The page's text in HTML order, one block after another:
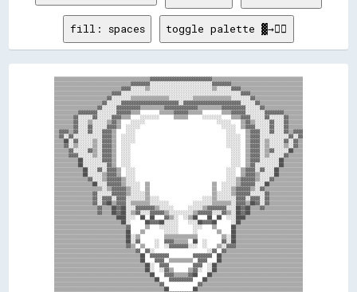
fill: spaces toggle palette ▓→✊🏽
▒▒▒▒▒▒▒▒▒▒▒▒▒▒▒▒▒▒▒▒▒▒▒▒▒▒▒▒▒▒▒▒▒▒▒▒▒▒▒▒▓▓▓▓▓▓▓▓▓▓▓▓▓▓▓▓▓▓▓▓▓▓▓▓▓▓▒▒▒▒▒▒▒▒▒▒▒▒▒▒▒▒▒▒▒▒▒▒▒▒▒▒▒▒▒▒▒▒▒▒▒▒▒▒
▒▒▒▒▒▒▒▒▒▒▒▒▒▒▒▒▒▒▒▒▒▒▒▒▒▒▒▒▒▒▒▒▓▓▓▓▓▓▓▓░░░░░░░░░░░░░░░░░░░░░░░░░░▓▓▓▓▓▓▓▓▒▒▒▒▒▒▒▒▒▒▒▒▒▒▒▒▒▒▒▒▒▒▒▒▒▒▒▒▒▒
▒▒▒▒▒▒▒▒▒▒▒▒▒▒▒▒▒▒▒▒▒▒▒▒▒▒▒▒▓▓▓▓░░░░░░▒▒░░░░░░░░░░░░░░░░░░░░░░░░░░▒▒░░░░░░▓▓▓▓▒▒▒▒▒▒▒▒▒▒▒▒▒▒▒▒▒▒▒▒▒▒▒▒▒▒
▒▒▒▒▒▒▒▒▒▒▒▒▒▒▒▒▒▒▒▒▒▒▒▒▓▓▓▓░░░░░░░░░░░░░░░░░░░░░░░░░░░░░░░░░░░░░░░░░░░░░░░░░░▓▓▓▓▒▒▒▒▒▒▒▒▒▒▒▒▒▒▒▒▒▒▒▒▒▒
▒▒▒▒▒▒▒▒▒▒▒▒▒▒▒▒▒▒▒▒▒▒▓▓░░░░░░░░▒▒▒▒▒▒▒▒▒▒▒▒▒▒▒▒░░░░░░░░░░▒▒▒▒▒▒▒▒▒▒▒▒▒▒▒▒░░░░░░░░▓▓▒▒▒▒▒▒▒▒▒▒▒▒▒▒▒▒▒▒▒▒
▒▒▒▒▒▒▒▒▒▒▒▒▒▒▒▒▒▒▒▒▓▓░░░░░░▓▓▓▓▓▓▓▓▓▓▓▓▓▓▓▓▓▓▓▓▓▓▓▓░░▓▓▓▓▓▓▓▓▓▓▓▓▓▓▓▓▓▓▓▓▓▓▓▓░░░░░░▓▓▒▒▒▒▒▒▒▒▒▒▒▒▒▒▒▒▒▒
▒▒▒▒▒▒▒▒▒▒▒▒▒▒▒▒▒▒▓▓░░░░░░▓▓▓▓▓▓▓▓▓▓▒▒▒▒▒▒▒▒▒▒▓▓▓▓▓▓▓▓▓▓▓▓▓▓▒▒▒▒▒▒▒▒▒▒▓▓▓▓▓▓▓▓▓▓░░░░░░▓▓▒▒▒▒▒▒▒▒▒▒▒▒▒▒▒▒
▒▒▒▒▒▒▒▒▒▒▓▓▓▓▓▓▓▓░░░░░░░░▓▓▓▓▓▓▒▒▒▒        ▒▒▒▒▒▒▓▓▓▓▓▓▒▒▒▒▒▒        ▒▒▒▒▓▓▓▓▓▓░░░░░░░░▓▓▓▓▓▓▓▓▒▒▒▒▒▒▒▒
▒▒▒▒▒▒▒▒▓▓░░░░░░▓▓░░░░░░▓▓▓▓▒▒▒▒    ░░░░░░░░      ▒▒▒▒▒▒      ░░░░░░░░    ▒▒▒▒▓▓▓▓░░░░░░▓▓░░░░░░▓▓▒▒▒▒▒▒
▒▒▒▒▒▒▒▒▓▓░░░░▒▒░░░░░░▒▒▓▓▒▒    ░░░░░░                              ░░░░░░    ▒▒▓▓▒▒░░░░░░▓▓░░░░▓▓▒▒▒▒▒▒
▒▒▒▒▒▒▒▒▓▓░░░░▓▓░░░░░░▓▓▓▓▒▒  ░░░░░░                                  ░░░░░░  ▒▒▓▓▓▓░░░░░░▓▓░░░░▓▓▒▒▒▒▒▒
▒▒▓▓▓▓▒▒▓▓░░░░▓▓░░░░▓▓▓▓▒▒    ░░░░                                      ░░░░    ▒▒▓▓▓▓░░░░▓▓░░░░▓▓▒▒▓▓▓▓
▒▒▓▓░░▓▓░░░░░░░░░░░░▓▓▓▓▒▒  ░░░░░░                                      ░░░░░░  ▒▒▓▓▓▓░░░░░░░░░░░░▓▓░░▓▓
▒▒▒▒██░░▓▓░░░░░░▒▒░░▓▓▓▓▒▒  ░░░░░░                                      ░░░░░░  ▒▒▓▓▓▓░░▒▒░░░░░░▓▓░░▓▓▒▒
▒▒▒▒▓▓░░▒▒░░░░░░▒▒░░▓▓▓▓▒▒  ░░░░                                        ░░░░░░  ▒▒▓▓▓▓░░▒▒░░░░░░▒▒░░▓▓▒▒
▒▒▒▒▒▒▓▓░░░░░░▓▓▒▒░░▓▓▓▓▒▒  ░░░░                                          ░░░░  ▒▒▓▓▓▓░░▒▒▓▓░░░░░░██▒▒▒▒
▒▒▒▒▒▒▓▓▓▓░░░░░░▒▒░░▓▓▓▓▒▒  ░░░░                                          ░░░░  ▒▒▓▓▓▓░░▒▒░░░░░░▓▓▒▒▒▒▒▒
▒▒▒▒▒▒▒▒▒▒██░░░░░░░░▓▓▓▓▒▒  ░░░░                                          ░░░░  ▒▒▓▓▓▓░░░░░░░░██▒▒▒▒▒▒▒▒
▒▒▒▒▒▒▒▒▒▒██░░░░░░░░░░▓▓▒▒  ░░░░                                          ░░░░  ▒▒▓▓░░░░░░░░░░██▒▒▒▒▒▒▒▒
▒▒▒▒▒▒▒▒▒▒▒▒██░░░░▓▓░░▓▓▓▓▒▒  ░░░░                                      ░░░░  ▒▒▓▓▓▓░░▓▓░░░░██▒▒▒▒▒▒▒▒▒▒
▒▒▒▒▒▒▒▒▒▒▒▒██░░░░░░▒▒▓▓▓▓▒▒  ░░░░                                      ░░░░  ▒▒▓▓▓▓▒▒░░░░░░██▒▒▒▒▒▒▒▒▒▒
▒▒▒▒▒▒▒▒▒▒▒▒▒▒▓▓░░░░▒▒▓▓▓▓▓▓▒▒░░░░                                      ░░░░▒▒▓▓▓▓▓▓▒▒░░░░▓▓▒▒▒▒▒▒▒▒▒▒▒▒
▒▒▒▒▒▒▒▒▒▒▒▒▒▒▒▒██░░░░▓▓▓▓▓▓▒▒░░░░░░  ▒▒                          ▒▒  ░░░░░░▒▒▓▓▓▓▓▓░░░░██▒▒▒▒▒▒▒▒▒▒▒▒▒▒
▒▒▒▒▒▒▒▒▒▒▒▒▒▒▒▒▒▒▒▒░░▒▒▓▓▓▓▓▓▒▒░░░░  ▒▒                          ▒▒  ░░░░▒▒▓▓▓▓▓▓▒▒░░▓▓▒▒▒▒▒▒▒▒▒▒▒▒▒▒▒▒
▒▒▒▒▒▒▒▒▒▒▒▒▒▒▒▒▓▓░░░░░░▓▓▓▓▓▓▒▒░░░░░░▒▒                          ▒▒░░░░░░▒▒▓▓▓▓▓▓░░░░░░▓▓▒▒▒▒▒▒▒▒▒▒▒▒▒▒
▒▒▒▒▒▒▒▒▒▒▒▒▒▒▒▒▓▓░░▓▓▓▓░░▓▓▓▓░░░░░░░░▒▒░░░░                  ░░░░▒▒░░░░░░░░▓▓▓▓░░▓▓▓▓░░▓▓▒▒▒▒▒▒▒▒▒▒▒▒▒▒
▒▒▒▒▒▒▒▒▒▒▒▒▒▒▒▒▓▓░░▓▓██▒▒▓▓▓▓░░▒▒▒▒▒▒▒▒░░░░░░░░          ░░░░░░░░▒▒▒▒▒▒▒▒░░▓▓▓▓▒▒██▓▓░░▓▓▒▒▒▒▒▒▒▒▒▒▒▒▒▒
▒▒▒▒▒▒▒▒▒▒▒▒▒▒▒▒▒▒▓▓▒▒▒▒██▓▓██░░░░▓▓▓▓▓▓▓▓▒▒░░░░░░      ░░░░░░▒▒▓▓▓▓▓▓▓▓░░░░██▓▓██▒▒▒▒▓▓▒▒▒▒▒▒▒▒▒▒▒▒▒▒▒▒
▒▒▒▒▒▒▒▒▒▒▒▒▒▒▒▒▒▒▓▓▒▒▒▒██▓▓██░░▒▒▓▓░░░░▓▓▓▓▓▓▒▒░░░░░░░░░░▒▒▓▓▓▓▓▓░░░░▓▓▒▒░░██▓▓██▒▒▒▒▒▒▒▒▒▒▒▒▒▒▒▒▒▒▒▒▒▒
▒▒▒▒▒▒▒▒▒▒▒▒▒▒▒▒▒▒▒▒▒▒▒▒▒▒████░░░░  ██  ██    ▓▓▒▒░░  ░░▒▒██    ██  ██  ░░░░████▒▒▒▒▒▒▒▒▒▒▒▒▒▒▒▒▒▒▒▒▒▒▒▒
▒▒▒▒▒▒▒▒▒▒▒▒▒▒▒▒▒▒▒▒▒▒▒▒▒▒▒▒██░░      ██▓▓▓▓██░░░░░░    ░░░░██▓▓▓▓██      ░░██▒▒▒▒▒▒▒▒▒▒▒▒▒▒▒▒▒▒▒▒▒▒▒▒▒▒
▒▒▒▒▒▒▒▒▒▒▒▒▒▒▒▒▒▒▒▒▒▒▒▒▒▒▒▒▒▒▓▓      ▒▒    ░░░░░░░░      ░░░░    ▒▒      ██▒▒▒▒▒▒▒▒▒▒▒▒▒▒▒▒▒▒▒▒▒▒▒▒▒▒▒▒
▒▒▒▒▒▒▒▒▒▒▒▒▒▒▒▒▒▒▒▒▒▒▒▒▒▒▒▒▒▒██    ▒▒        ░░░░░░      ░░        ▒▒    ██▒▒▒▒▒▒▒▒▒▒▒▒▒▒▒▒▒▒▒▒▒▒▒▒▒▒▒▒
▒▒▒▒▒▒▒▒▒▒▒▒▒▒▒▒▒▒▒▒▒▒▒▒▒▒▒▒▒▒██░░▒▒          ▒▒▒▒▒▒▒▒▒▒▒▒▒▒          ▒▒░░██▒▒▒▒▒▒▒▒▒▒▒▒▒▒▒▒▒▒▒▒▒▒▒▒▒▒▒▒
▒▒▒▒▒▒▒▒▒▒▒▒▒▒▒▒▒▒▒▒▒▒▒▒▒▒▒▒▒▒██░░▓▓      ░░  ▓▓▓▓▒▒▒▒▒▒  ██  ░░      ▓▓░░██▒▒▒▒▒▒▒▒▒▒▒▒▒▒▒▒▒▒▒▒▒▒▒▒▒▒▒▒
▒▒▒▒▒▒▒▒▒▒▒▒▒▒▒▒▒▒▒▒▒▒▒▒▒▒▒▒▒▒▓▓▒▒  ▒▒    ░░  ░░▓▓▓▓▓▓▓▓░░░░  ░░    ▒▒░░▓▓▓▓▒▒▒▒▒▒▒▒▒▒▒▒▒▒▒▒▒▒▒▒▒▒▒▒▒▒▒▒
▒▒▒▒▒▒▒▒▒▒▒▒▒▒▒▒▒▒▒▒▒▒▒▒▒▒▒▒▒▒▒▒▒▒▓▓  ▓▓░░                      ░░▓▓  ▓▓▒▒▒▒▒▒▒▒▒▒▒▒▒▒▒▒▒▒▒▒▒▒▒▒▒▒▒▒▒▒▒▒
▒▒▒▒▒▒▒▒▒▒▒▒▒▒▒▒▒▒▒▒▒▒▒▒▒▒▒▒▒▒▒▒▒▒▒▒██  ▓▓▓▓▓▓▓▓          ▓▓▓▓▓▓▓▓  ██▒▒▒▒▒▒▒▒▒▒▒▒▒▒▒▒▒▒▒▒▒▒▒▒▒▒▒▒▒▒▒▒▒▒
▒▒▒▒▒▒▒▒▒▒▒▒▒▒▒▒▒▒▒▒▒▒▒▒▒▒▒▒▒▒▒▒▒▒▒▒██    ▓▓▓▓  ▒▒▒▒▒▒▒▒▒▒  ▓▓▓▓    ██▒▒▒▒▒▒▒▒▒▒▒▒▒▒▒▒▒▒▒▒▒▒▒▒▒▒▒▒▒▒▒▒▒▒
▒▒▒▒▒▒▒▒▒▒▒▒▒▒▒▒▒▒▒▒▒▒▒▒▒▒▒▒▒▒▒▒▒▒▒▒▒▒██░░  ▓▓▓▓          ▓▓▓▓  ░░██▒▒▒▒▒▒▒▒▒▒▒▒▒▒▒▒▒▒▒▒▒▒▒▒▒▒▒▒▒▒▒▒▒▒▒▒
▒▒▒▒▒▒▒▒▒▒▒▒▒▒▒▒▒▒▒▒▒▒▒▒▒▒▒▒▒▒▒▒▒▒▒▒▒▒██░░  ░░▓▓▒▒      ▒▒▓▓░░  ░░██▒▒▒▒▒▒▒▒▒▒▒▒▒▒▒▒▒▒▒▒▒▒▒▒▒▒▒▒▒▒▒▒▒▒▒▒
▒▒▒▒▒▒▒▒▒▒▒▒▒▒▒▒▒▒▒▒▒▒▒▒▒▒▒▒▒▒▒▒▒▒▒▒▒▒▒▒██    ▓▓▓▓▒▒▒▒▒▒▓▓██    ██▒▒▒▒▒▒▒▒▒▒▒▒▒▒▒▒▒▒▒▒▒▒▒▒▒▒▒▒▒▒▒▒▒▒▒▒▒▒
▒▒▒▒▒▒▒▒▒▒▒▒▒▒▒▒▒▒▒▒▒▒▒▒▒▒▒▒▒▒▒▒▒▒▒▒▒▒▒▒▒▒██    ▓▓▓▓▓▓▓▓▓▓    ██▒▒▒▒▒▒▒▒▒▒▒▒▒▒▒▒▒▒▒▒▒▒▒▒▒▒▒▒▒▒▒▒▒▒▒▒▒▒▒▒
▒▒▒▒▒▒▒▒▒▒▒▒▒▒▒▒▒▒▒▒▒▒▒▒▒▒▒▒▒▒▒▒▒▒▒▒▒▒▒▒▒▒▒▒▓▓              ▓▓▒▒▒▒▒▒▒▒▒▒▒▒▒▒▒▒▒▒▒▒▒▒▒▒▒▒▒▒▒▒▒▒▒▒▒▒▒▒▒▒▒▒
▒▒▒▒▒▒▒▒▒▒▒▒▒▒▒▒▒▒▒▒▒▒▒▒▒▒▒▒▒▒▒▒▒▒▒▒▒▒▒▒▒▒▒▒▒▒██          ██▒▒▒▒▒▒▒▒▒▒▒▒▒▒▒▒▒▒▒▒▒▒▒▒▒▒▒▒▒▒▒▒▒▒▒▒▒▒▒▒▒▒▒▒